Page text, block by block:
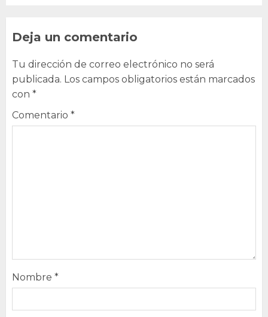
Deja un comentario
Tu dirección de correo electrónico no será
publicada. Los campos obligatorios están marcados
con *
Comentario *
Nombre *